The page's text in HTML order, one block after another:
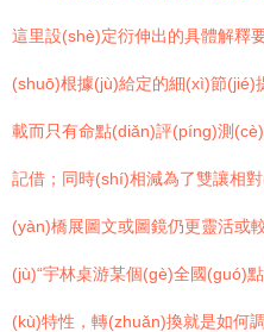
這里設(shè)定衍伸出的具體解釋
(shuō)根據(jù)給定的細(xì)節(jié)
載而只有命點(diǎn)評(píng)測
記借；同時(shí)相減為了雙讓相
(yàn)橋展圖文或圖鏡仍更靈活或
(jù)“宇林桌游某個(gè)全國(guó)
(kù)特性，轉(zhuǎn)換就是如何